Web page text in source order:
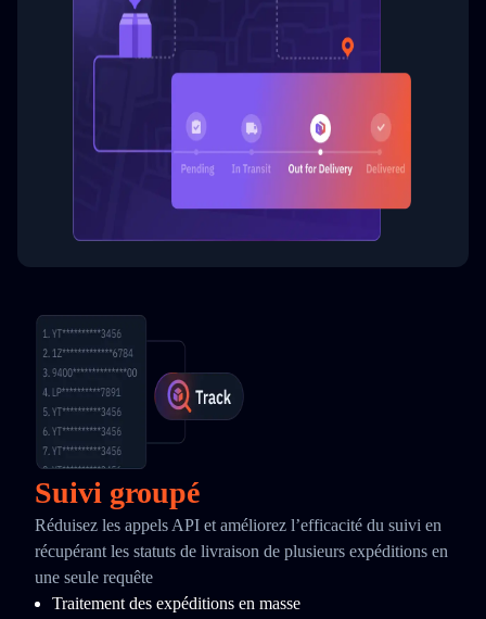
Suivi groupé
Réduisez les appels API et améliorez l’efficacité du suivi en
récupérant les statuts de livraison de plusieurs expéditions en
une seule requête
Traitement des expéditions en masse